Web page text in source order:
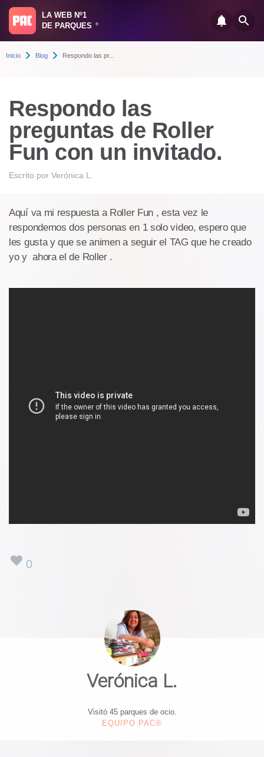
LA WEB Nº1
DE PARQUES
®
Inicio Blog Respondo las pr...
Respondo las
preguntas de Roller
Fun con un invitado.
Escrito por Verónica L.
Aquí va mi respuesta a Roller Fun , esta vez le
respondemos dos personas en 1 solo video, espero que
les gusta y que se animen a seguir el TAG que he creado
yo y ahora el de Roller .
0
Verónica L.
Visitó 45 parques de ocio.
EQUIPO PAC®